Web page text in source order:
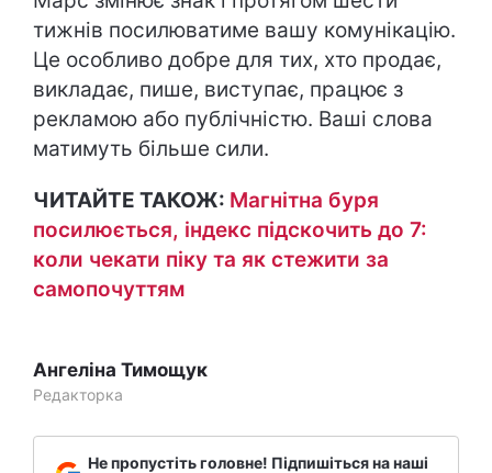
тижнів посилюватиме вашу комунікацію.
Це особливо добре для тих, хто продає,
викладає, пише, виступає, працює з
рекламою або публічністю. Ваші слова
матимуть більше сили.
ЧИТАЙТЕ ТАКОЖ: Магнітна буря
посилюється, індекс підскочить до 7:
коли чекати піку та як стежити за
самопочуттям
Ангеліна Тимощук
Редакторка
Не пропустіть головне! Підпишіться на наші